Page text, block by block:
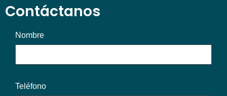
Contáctanos
Nombre
Teléfono